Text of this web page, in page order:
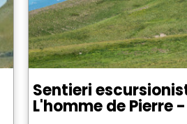
Sentieri
L'homme de Pierre -